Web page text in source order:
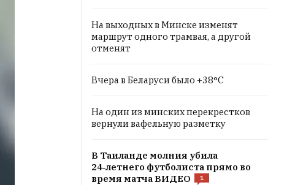
На выходных в Минске изменят
маршрут одного трамвая, а другой
отменят
Вчера в Беларуси было +38°C
На один из минских перекрестков
вернули вафельную разметку
В Таиланде молния убила
24‑летнего футболиста прямо во
время матча ВИДЕО
1